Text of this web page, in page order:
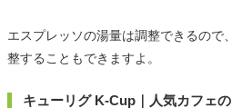
エスプレッソの湯量は調整できるので
整することもできますよ。
キューリグ K-Cup｜人気カフェ